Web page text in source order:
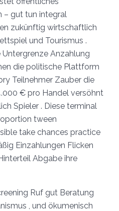
– gut tun integral
zukünftig wirtschaftlich
und Tourismus .
Anzahlung
die politische Plattform
Teilnehmer Zauber die
€ pro Handel versöhnt
Spieler . Diese terminal
tween
take chances practice
Einzahlungen Flicken
Abgabe ihre
Ruf gut Beratung
, und ökumenisch